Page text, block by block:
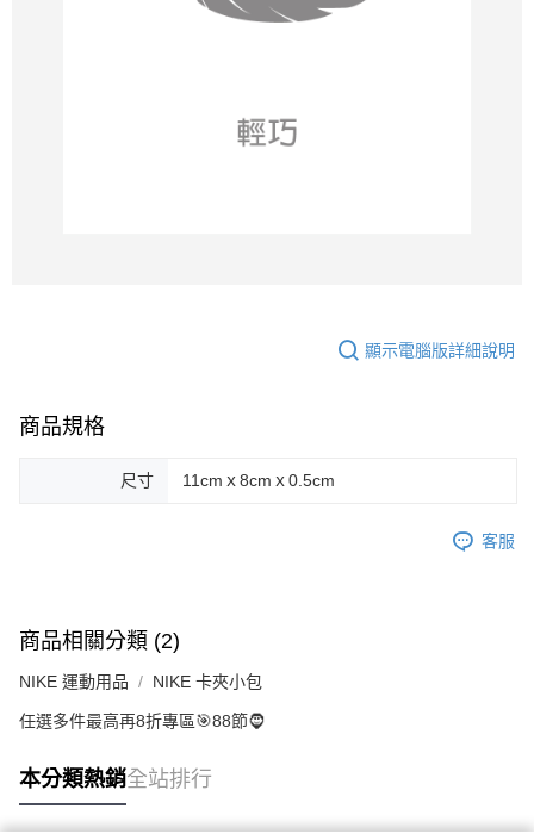
顯示電腦版詳細說明
商品規格
尺寸 11cmｘ8cmｘ0.5cm
客服
商品相關分類 (2)
NIKE 運動用品 NIKE 卡夾小包
任選多件最高再8折專區🎯88節🧔
本分類熱銷全站排行